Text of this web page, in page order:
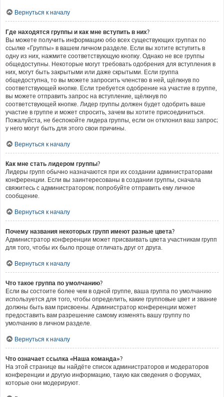
Вернуться к началу
Где находятся группы и как мне вступить в них?
Вы можете получить информацию обо всех существующих группах по
ссылке «Группы» в вашем личном разделе. Если вы хотите вступить в
одну из них, нажмите соответствующую кнопку. Однако не все группы
общедоступны. Некоторые могут требовать одобрения для вступления в
них, могут быть закрытыми или даже скрытыми. Если группа
общедоступна, то вы можете запросить членство в ней, щёлкнув по
соответствующей кнопке. Если требуется одобрение на участие в группе,
вы можете отправить запрос на вступление, щёлкнув по
соответствующей кнопке. Лидер группы должен будет одобрить ваше
участие в группе и может спросить, зачем вы хотите присоединиться.
Пожалуйста, не беспокойте лидера группы, если он отклонил ваш запрос;
у него могут быть для этого свои причины.
Вернуться к началу
Как мне стать лидером группы?
Лидеры групп обычно назначаются при их создании администраторами
конференции. Если вы заинтересованы в создании группы, сначала
свяжитесь с администратором; попробуйте отправить ему личное
сообщение.
Вернуться к началу
Почему названия некоторых групп имеют разные цвета?
Администратор конференции может присваивать цвета участникам групп
для того, чтобы их было проще отличать друг от друга.
Вернуться к началу
Что такое группа по умолчанию?
Если вы состоите более чем в одной группе, ваша группа по умолчанию
используется для того, чтобы определить, какие групповые цвет и звание
должны быть вам присвоены. Администратор конференции может
предоставить вам разрешение самому изменять вашу группу по
умолчанию в личном разделе.
Вернуться к началу
Что означает ссылка «Наша команда»?
На этой странице вы найдёте список администраторов и модераторов
конференции и другую информацию, такую как сведения о форумах,
которые они модерируют.